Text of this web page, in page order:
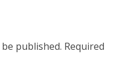
published. Required